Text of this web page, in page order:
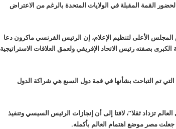
القمة المقبلة في الولايات المتحدة بالرغم من الاعتراض
الأعلى لتنظيم الإعلام، إن الرئيس الفرنسي ماكرون دعا
بصفته رئيس الاتحاد الإفريقي ولعمق العلاقات الاستراتيجية
تم التباحث بشأنها في قمة دول السبع هي شراكة الدول
تزداد ثقلا”، لافتا إلى أن إنجازات الرئيس السيسي وتنفيذ
جعلت مصر موضع اهتمام العالم بأكمله.